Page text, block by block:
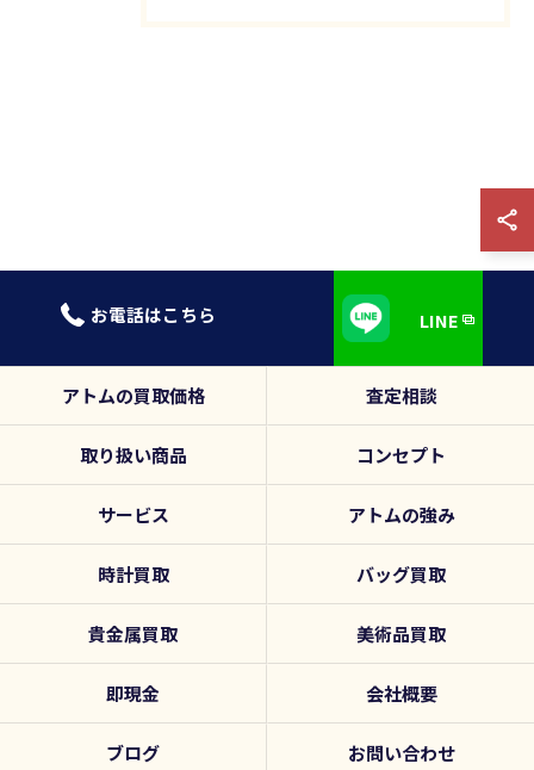
0120-839-731 LINE
アトムの買取価格 査定相談
取り扱い商品 コンセプト
サービス アトムの強み
時計買取 バッグ買取
貴金属買取 美術品買取
即現金 会社概要
ブログ お問い合わせ